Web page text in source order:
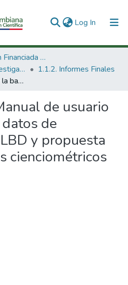
Log In (current)
1. Investigación Financiada con Recursos Públicos
1.1 Productos de investigación
1.1.2. Informes Finales
Manual de usuario de la base de datos de proyectos COLBD y propuesta de indicadores cienciométricos
de usuario
de
y propuesta
cienciométricos